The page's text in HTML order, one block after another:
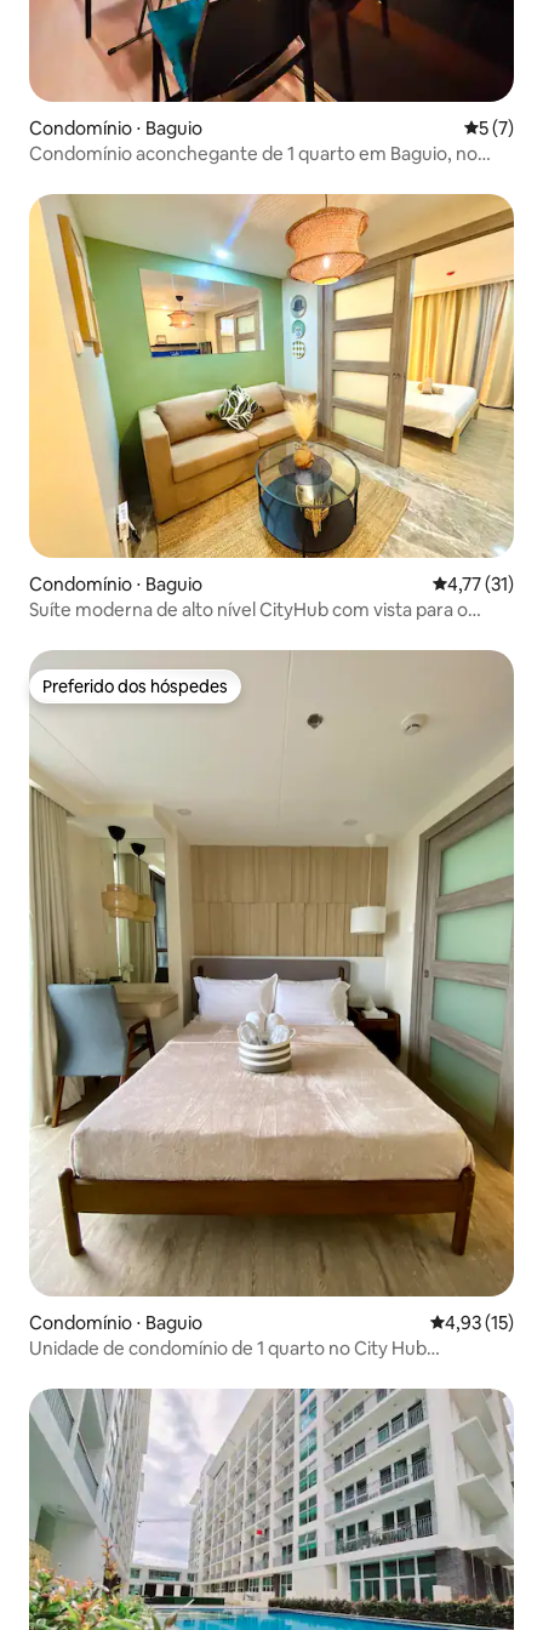
Condomínio ⋅ Baguio 5 de
5 (7)
Condomínio aconchegante de 1 quarto em Baguio, no
Condomínio ⋅ Baguio 4,77 de uma
4,77 (31)
Suíte moderna de alto nível CityHub com vista para o
Preferido dos hóspedes
Preferido dos hóspedes
Condomínio ⋅ Baguio 4,93 de uma
4,93 (15)
Unidade de condomínio de 1 quarto no City Hub